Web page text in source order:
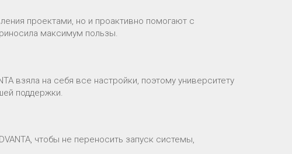
проектами, но и проактивно помогают с
максимум пользы.
взяла на себя все настройки, поэтому университету
поддержки.
чтобы не переносить запуск системы,